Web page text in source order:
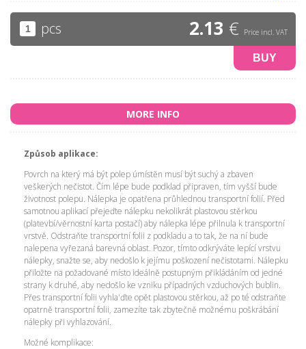
pcs 2.13 € Price incl. VAT
BUY
MORE INFO
Způsob aplikace:
Povrch na který má být polep úmístěn musí být suchý a zbaven
veškerých nečistot. Čím lépe bude podklad připraven, tím vyšší bude
životnost polepu. Nálepka je opatřena průhlednou transportní folií. Před
samotnou aplikací přejeďte nálepku nekolikrát plastovou stěrkou
(platevbí/věrnostní karta postačí) aby nálepka lépe přilnula k transportní
vrstvě. Odstraňte transportní folii z podkladu a to tak, že na ní bude
nalepena vyřezaná barevná oblast. Pozor, tímto odkrýváte lepící vrstvu
nálepky, snažte se, aby nedošlo k jejímu poškození nečistotami. Nálepku
přiložte na požadované místo ideálně postupným přikládáním od jedné
strany k druhé, aby nedošlo ke vzniku případných vzduchových bublin.
Přes transportní folii vyhla'ďte opět plastovou stěrkou, až po té odstraňte
opatrně transportní folii, zamezíte tak zbytečně možnému poškrábání
nálepky při vyhlazování.
Možné komplikace: